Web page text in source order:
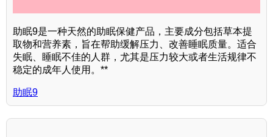
助眠9是一种天然的助眠保健产品，主要成分包括草本提
取物和营养素，旨在帮助缓解压力、改善睡眠质量。适合
失眠、睡眠不佳的人群，尤其是压力较大或者生活规律不
稳定的成年人使用。**
助眠9